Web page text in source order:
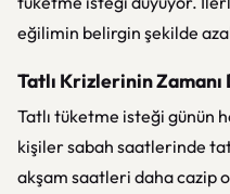
eğilimin belirgin şekilde
Tatlı Krizlerinin
Tatlı tüketme isteği günün
kişiler sabah saatlerinde
akşam saatleri daha cazip